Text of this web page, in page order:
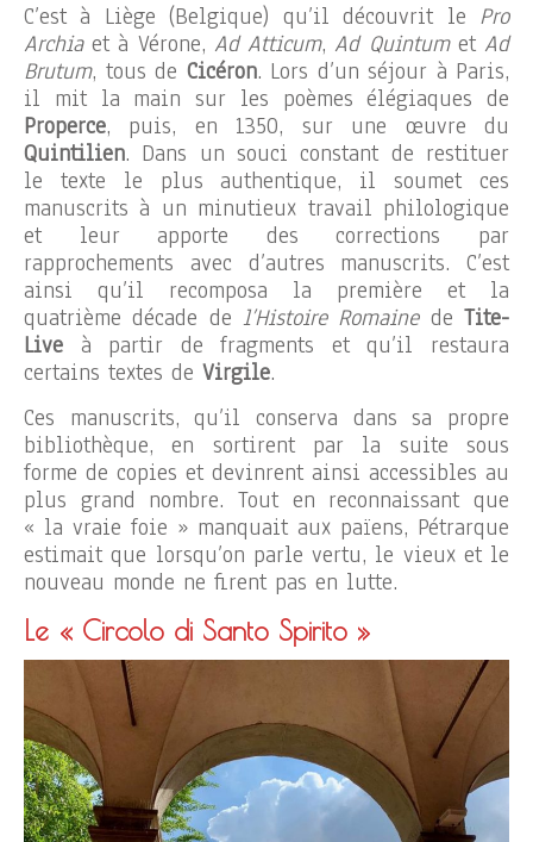
C’est à Liège (Belgique) qu’il découvrit le Pro
Archiaet à Vérone, Ad Atticum, Ad Quintumet Ad
Brutum, tous de Cicéron. Lors d’un séjour à Paris,
il mit la main sur les poèmes élégiaques de
Properce, puis, en 1350, sur une œuvre du
Quintilien. Dans un souci constant de restituer
le texte le plus authentique, il soumet ces
manuscrits à un minutieux travail philologique
et leur apporte des corrections par
rapprochements avec d’autres manuscrits. C’est
ainsi qu’il recomposa la première et la
quatrième décade de l’Histoire RomainedeTite-
Live à partir de fragments et qu’il restaura
certains textes de Virgile.
Ces manuscrits, qu’il conserva dans sa propre
bibliothèque, en sortirent par la suite sous
forme de copies et devinrent ainsi accessibles au
plus grand nombre. Tout en reconnaissant que
« la vraie foie » manquait aux païens, Pétrarque
estimait que lorsqu’on parle vertu, le vieux et le
nouveau monde ne firent pas en lutte.
Le « Circolo di Santo Spirito »